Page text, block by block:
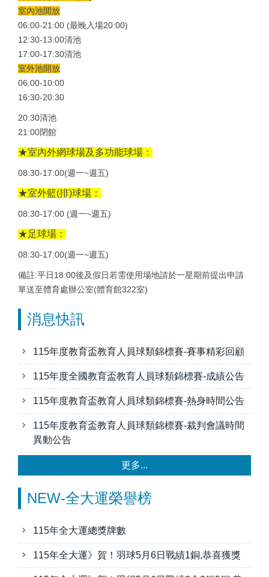
室內池開放
06:00-21:00 (最晚入場20:00)
12:30-13:00清池
17:00-17:30清池
室外池開放
06:00-10:00
16:30-20:30
20:30清池
21:00閉館
★室內外網球場及多功能球場：
08:30-17:00(週一~週五)
★室外籃(排)球場：
08:30-17:00 (週一~週五)
★足球場：
08:30-17:00(週一~週五)
備註:平日18:00後及假日若需使用場地請於一星期前提出申請
單送至體育處辦公室(體育館322室)
消息快訊
115年度教育盃教育人員球類錦標賽-賽事精彩回顧
115年度全國教育盃教育人員球類錦標賽-成績公告
115年度教育盃教育人員球類錦標賽-熱身時間公告
115年度教育盃教育人員球類錦標賽-裁判會議時間
異動公告
更多...
NEW-全大運榮譽榜
115年全大運總獎牌數
115年全大運》賀！羽球5月6日戰績1銅,恭喜獲獎